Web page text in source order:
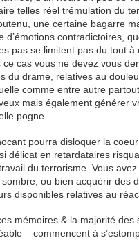
telles réel trémulation du
une certaine bagarre
d’émotions contradictoires,
pas se limitent pas du tout
ce cas vous ne devez vous
du drame, relatives au
comme entre autre
mais également générer
pogne.
pourra disloquer la
délicat en retardataires
du terrorisme. Vous
ou bien acquérir des
disponibles relatives au
mémoires & la majorité
– commencent à